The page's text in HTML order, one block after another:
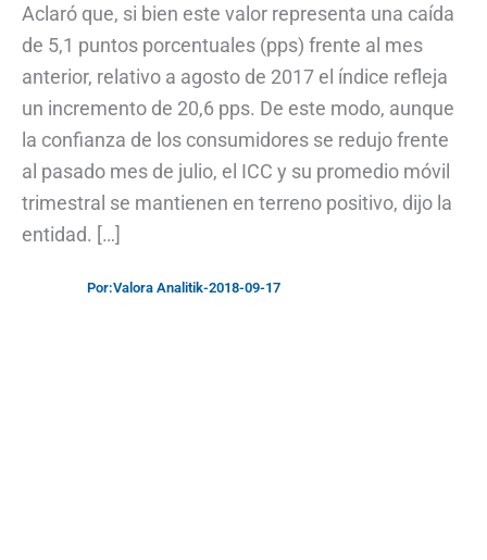
Aclaró que, si bien este valor representa una caída
de 5,1 puntos porcentuales (pps) frente al mes
anterior, relativo a agosto de 2017 el índice refleja
un incremento de 20,6 pps. De este modo, aunque
la confianza de los consumidores se redujo frente
al pasado mes de julio, el ICC y su promedio móvil
trimestral se mantienen en terreno positivo, dijo la
entidad. […]
Por:Valora Analitik-2018-09-17